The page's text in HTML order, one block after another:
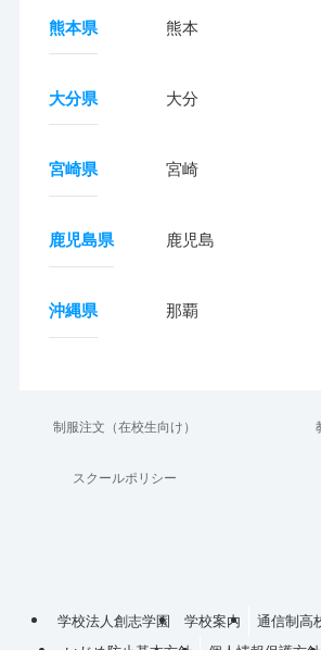
熊本県 熊本
大分県 大分
宮崎県 宮崎
鹿児島県 鹿児島
沖縄県 那覇
制服注文（在校生向け）
スクールポリシー
学校法人創志学園 学校案内 通信制高